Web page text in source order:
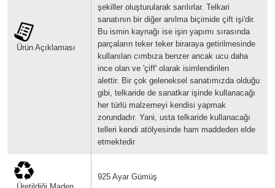
Ürün Açıklaması
şekiller oluşturularak sarılırlar. Telkari
sanatının bir diğer anılma biçimide çift işi'dir.
Bu ismin kaynağı ise işin yapımı sırasında
parçaların teker teker biraraya getirilmesinde
kullanılan cımbıza benzer ancak ucu daha
ince olan ve 'çiff' olarak isimlendirilen
alettir. Bir çok geleneksel sanatımızda olduğu
gibi, telkaride de sanatkar işinde kullanacağı
her türlü malzemeyi kendisi yapmak
zorundadır. Yani, usta telkaride kullanacağı
telleri kendi atölyesinde ham maddeden elde
etmektedir
925 Ayar Gümüş